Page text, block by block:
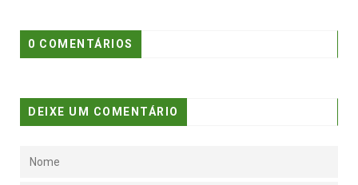
0 COMENTÁRIOS
DEIXE UM COMENTÁRIO